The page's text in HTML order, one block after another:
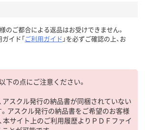
のご都合による返品はお受けできません。
イド「ご利用ガイド 」を必ずご確認の上、お
下の点にご注意ください。
アスクル発行の納品書が同梱されていない
アスクル発行の納品書をご希望のお客様
本サイト上のご利用履歴よりＰＤＦファイ